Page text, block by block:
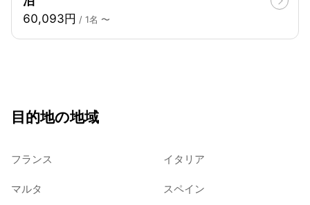
60,093円 / 1名 〜
目的地の地域
フランス イタリア
マルタ スペイン